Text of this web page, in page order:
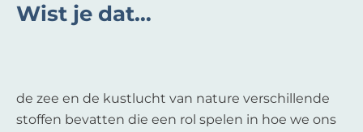
Wist je dat…
de zee en de kustlucht van nature verschillende
stoffen bevatten die een rol spelen in hoe we ons